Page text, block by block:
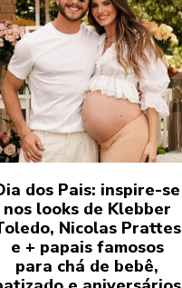
dos Pais: inspire-se
nos looks de Klebber
Nicolas Prattes
e + papais famosos
para chá de bebê,